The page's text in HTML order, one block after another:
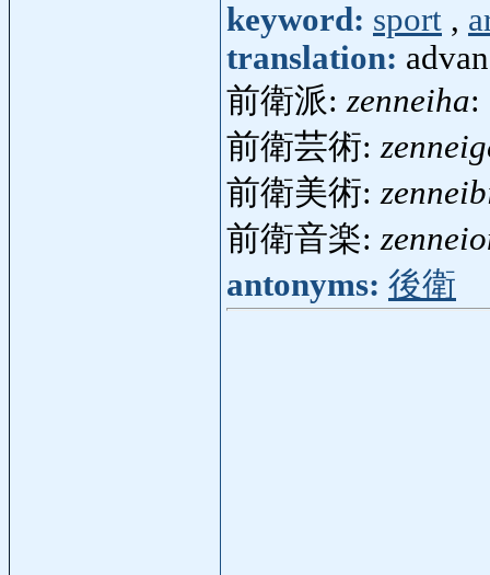
keyword: sport ,
translation:
前衛派:zenneiha:
前衛芸術:
前衛美術:
前衛音楽:
antonyms: 後衛